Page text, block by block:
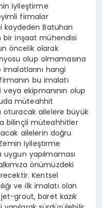
iyileştirme
firmalar
kaydeden Batuhan
bir inşaat mühendisi
öncelik olarak
olup olmamasına
hangi
bu imalatı
ekipmanının olup
müteahhit
oturacak ailelere büyük
bilinçli müteahhitler
ailelerin doğru
iyileştirme
yapılmaması
önümüzdeki
Kentsel
ve ilk imalatı olan
grout, baret kazık